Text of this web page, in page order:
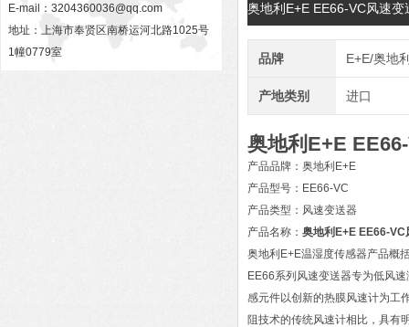
E-mail： 3204360036@qq.com
地址：上海市奉贤区南桥运河北路1025号
1幢0779室
奥地利E+E EE66-VC风速
品牌 E+E/奥地
产地类别 进口
奥地利E+E
产品品牌：奥地利E+E
产品型号：EE66-VC
产品类型：风速变送器
产品名称： 奥地利E+E EE66-VC
奥地利E+E温湿度传感器产品概
EE66系列风速变送器专为低风
感元件以创新的热膜风速计为工
阻技术的传统风速计相比，具有